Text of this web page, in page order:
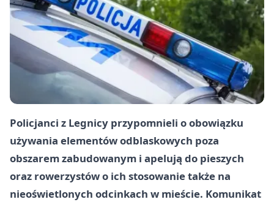
Policjanci z Legnicy przypomnieli o obowiązku
używania elementów odblaskowych poza
obszarem zabudowanym i apelują do pieszych
oraz rowerzystów o ich stosowanie także na
nieoświetlonych odcinkach w mieście. Komunikat